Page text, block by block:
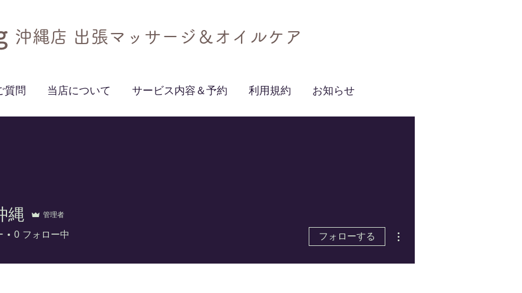
沖縄店 出張マッサージ＆オイルケア
質問 当店について サービス内容＆予約 利用規約 お知らせ
縄 管理者
0 フォロー中 フォローする